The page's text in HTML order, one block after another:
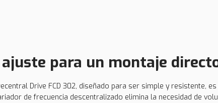
para un montaje
Drive FCD 302, diseñado para ser simple y resistente,
de frecuencia descentralizado elimina la necesidad de